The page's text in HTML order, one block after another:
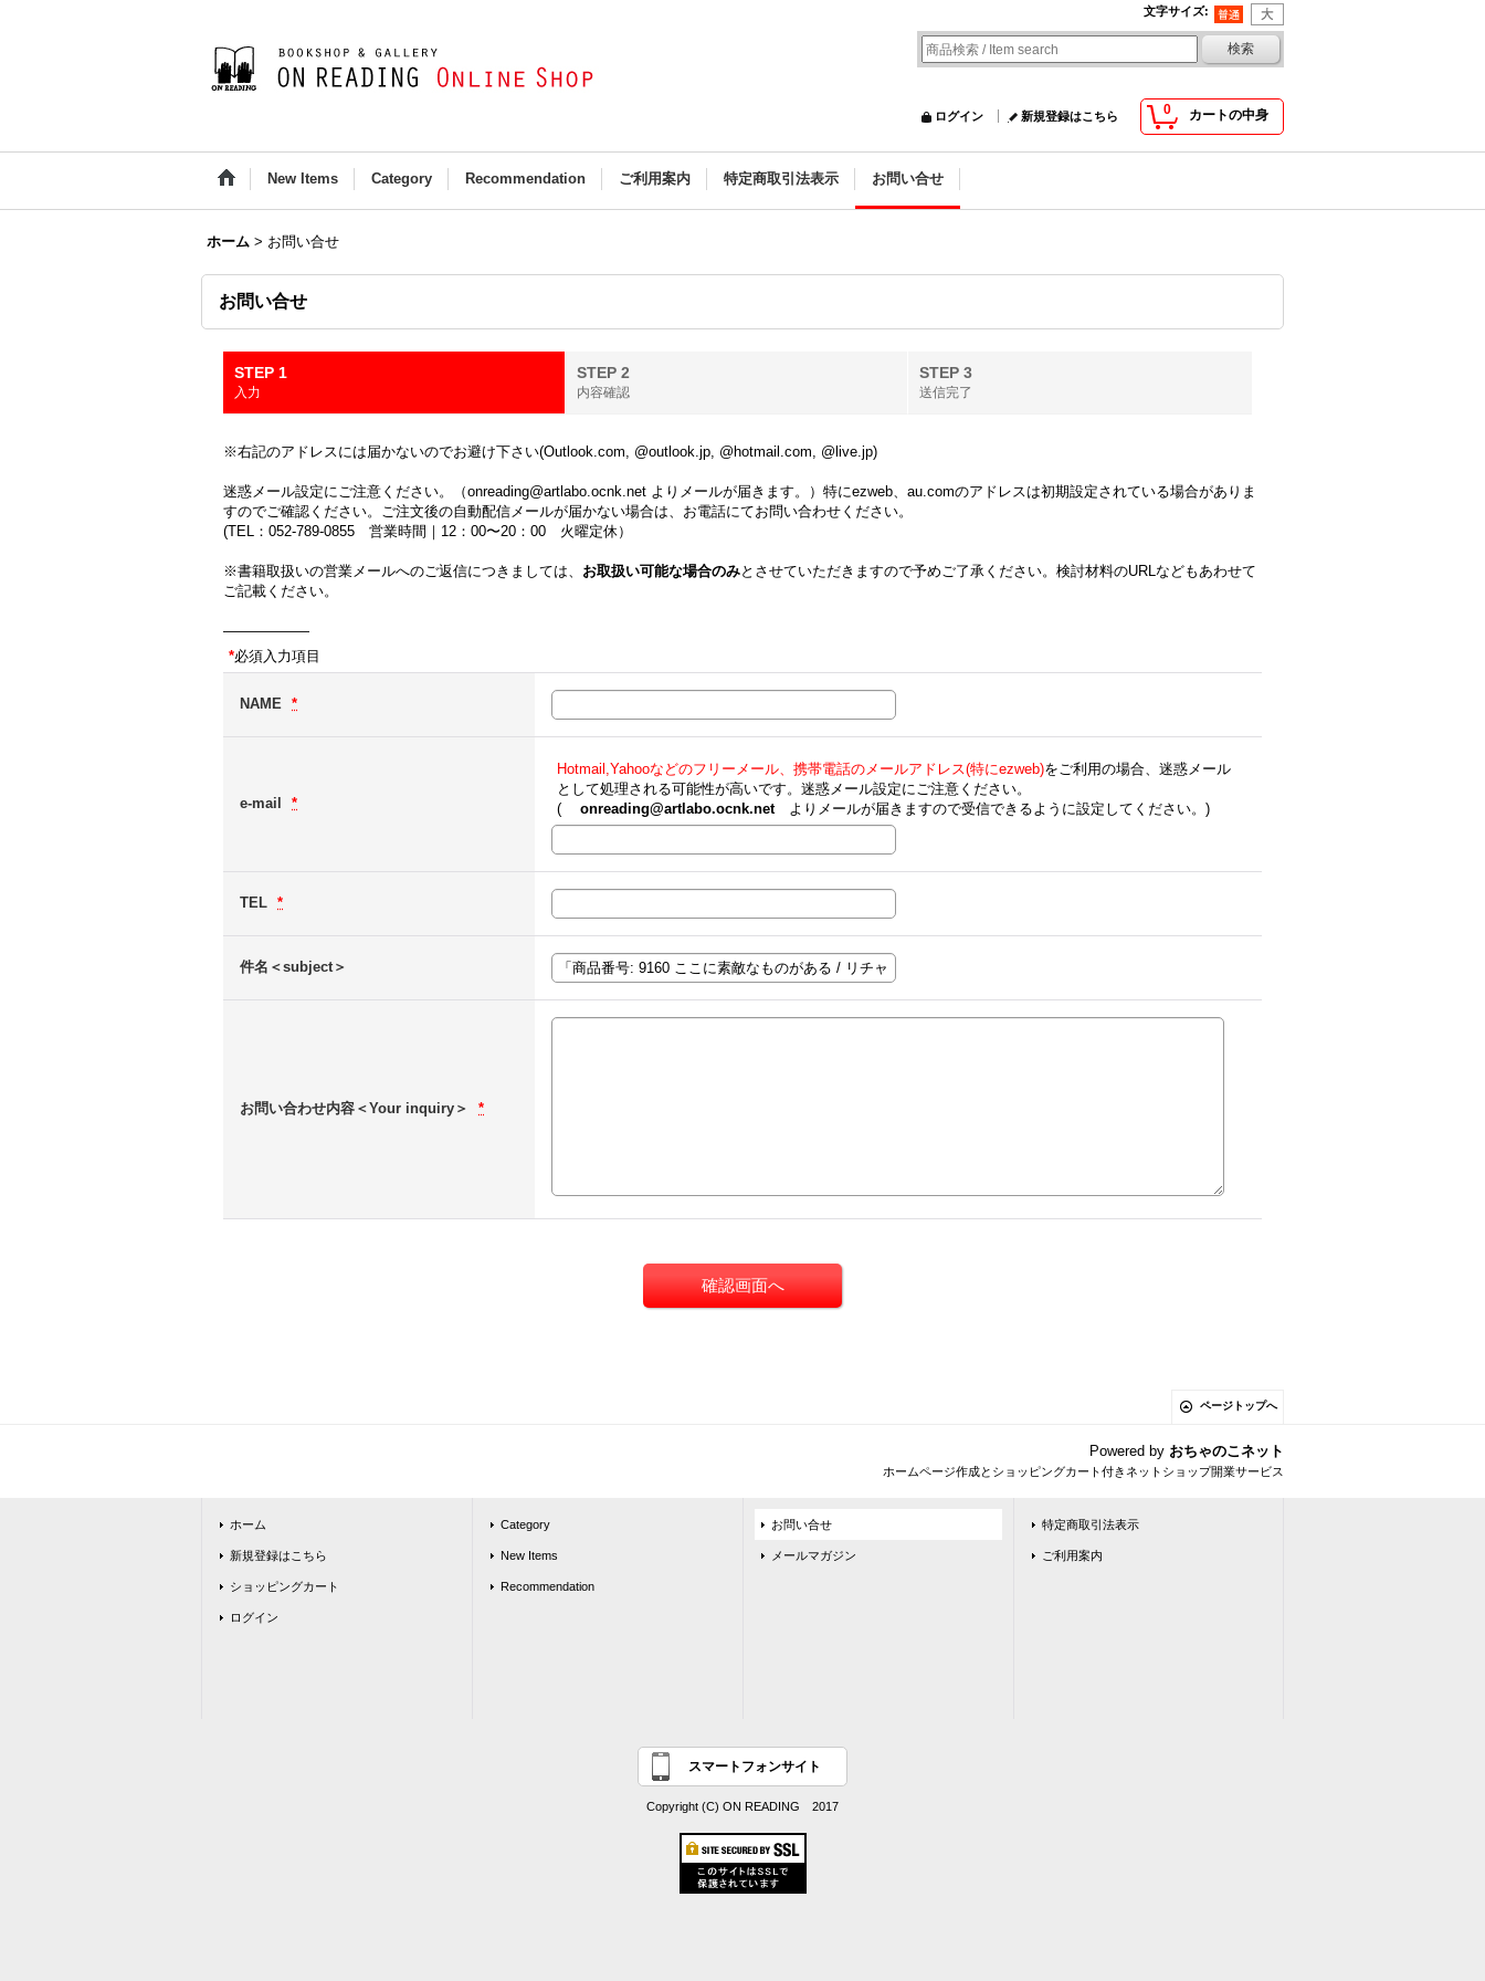
文字サイズ:
0 カートの中身
ログイン 新規登録はこちら
New Items Category Recommendation ご利用案内 特定商取引法表示 お問い合せ
ホーム > お問い合せ
お問い合せ
STEP 1
入力
STEP 2
内容確認
STEP 3
送信完了
※右記のアドレスには届かないのでお避け下さい(Outlook.com, @outlook.jp, @hotmail.com, @live.jp)
迷惑メール設定にご注意ください。（onreading@artlabo.ocnk.net よりメールが届きます。）特にezweb、au.comのアドレスは初期設定されている場合がありま
すのでご確認ください。ご注文後の自動配信メールが届かない場合は、お電話にてお問い合わせください。
(TEL：052-789-0855 営業時間｜12：00〜20：00 火曜定休）
※書籍取扱いの営業メールへのご返信につきましては、 お取扱い可能な場合のみとさせていただきますので予めご了承ください。検討材料のURLなどもあわせて
ご記載ください。
――――――
*必須入力項目
NAME *
e-mail *
Hotmail,Yahooなどのフリーメール、携帯電話のメールアドレス(特にezweb)をご利用の場合、迷惑メール
として処理される可能性が高いです。迷惑メール設定にご注意ください。
( onreading@artlabo.ocnk.netよりメールが届きますので受信できるように設定してください。)
TEL *
件名＜subject＞
お問い合わせ内容＜Your inquiry＞ *
ページトップへ
Powered by おちゃのこネット
ホームページ作成とショッピングカート付きネットショップ開業サービス
ホーム
新規登録はこちら
ショッピングカート
ログイン
Category
New Items
Recommendation
お問い合せ
メールマガジン
特定商取引法表示
ご利用案内
スマートフォンサイト
Copyright (C) ON READING 2017